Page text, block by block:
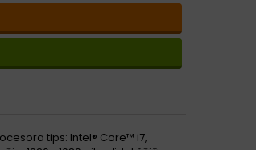
tips: Intel® Core™ i7,